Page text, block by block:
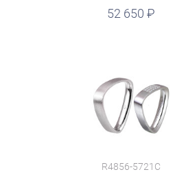
52 650
R4856-5721C